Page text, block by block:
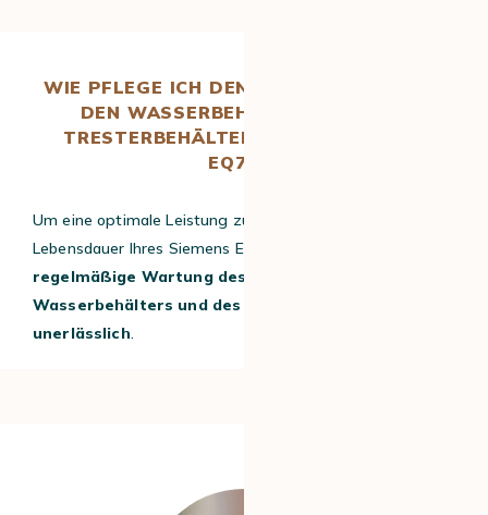
WIE PFLEGE ICH DEN BOHNENBEHÄLTER,
DEN WASSERBEHÄLTER UND DEN
TRESTERBEHÄLTER MEINES SIEMENS
EQ700?
Um eine optimale Leistung zu gewährleisten und die
Lebensdauer Ihres Siemens EQ700 zu verlängern, ist die
regelmäßige Wartung des Bohnenbehälters, des
Wasserbehälters und des Tresterbehälters
unerlässlich.